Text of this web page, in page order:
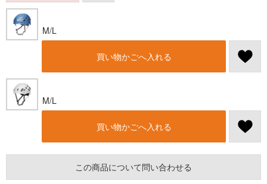
M/L
買い物かごへ入れる
M/L
買い物かごへ入れる
この商品について問い合わせる